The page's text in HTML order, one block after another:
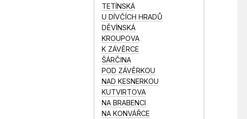
TETÍNSKÁ
U DÍVČÍCH HRADŮ
DĚVÍNSKÁ
KROUPOVA
K ZÁVĚRCE
ŠÁRČINA
POD ZÁVĚRKOU
NAD KESNERKOU
KUTVIRTOVA
NA BRABENCI
NA KONVÁŘCE